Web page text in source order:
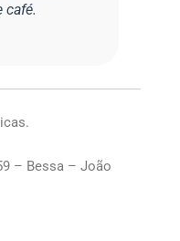
café.
– Bessa – João